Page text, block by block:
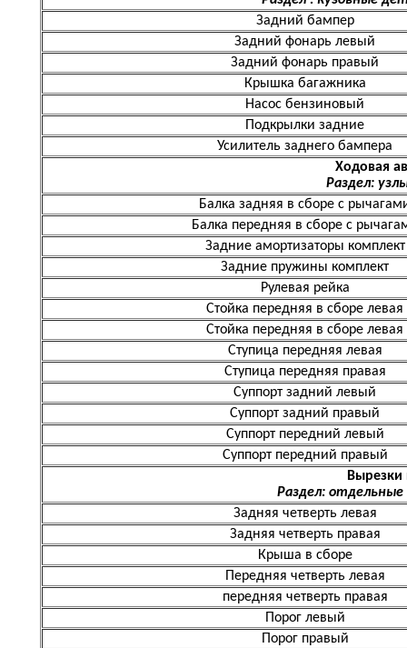
Задний бампер
Задний фонарь левый
Задний фонарь правый
Крышка багажника
Насос бензиновый
Подкрылки задние
Усилитель заднего бампера
Ходовая
Раздел:
Балка задняя в сборе с
Балка передняя в сборе с
Задние амортизаторы комплект
Задние пружины комплект
Рулевая рейка
Стойка передняя в сборе левая
Стойка передняя в сборе левая
Ступица передняя левая
Ступица передняя правая
Суппорт задний левый
Суппорт задний правый
Суппорт передний левый
Суппорт передний правый
Вырезки
Раздел:
Задняя четверть левая
Задняя четверть правая
Крыша в сборе
Передняя четверть левая
передняя четверть правая
Порог левый
Порог правый